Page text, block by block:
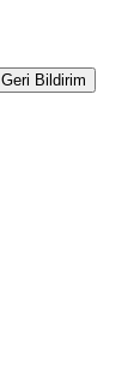
Geri Bildirim